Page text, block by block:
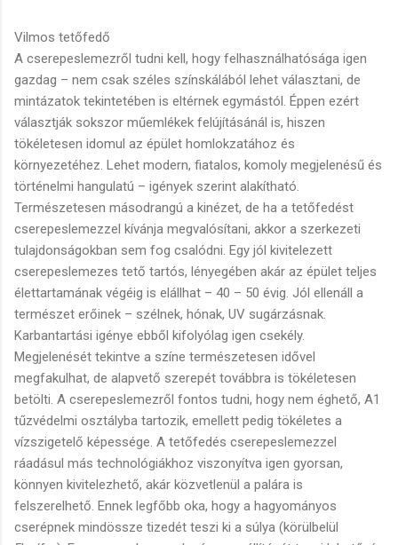
Vilmos tetőfedő
A cserepeslemezről tudni kell, hogy felhasználhatósága igen
gazdag – nem csak széles színskálából lehet választani, de
mintázatok tekintetében is eltérnek egymástól. Éppen ezért
választják sokszor műemlékek felújításánál is, hiszen
tökéletesen idomul az épület homlokzatához és
környezetéhez. Lehet modern, fiatalos, komoly megjelenésű és
történelmi hangulatú – igények szerint alakítható.
Természetesen másodrangú a kinézet, de ha a tetőfedést
cserepeslemezzel kívánja megvalósítani, akkor a szerkezeti
tulajdonságokban sem fog csalódni. Egy jól kivitelezett
cserepeslemezes tető tartós, lényegében akár az épület teljes
élettartamának végéig is elállhat – 40 – 50 évig. Jól ellenáll a
természet erőinek – szélnek, hónak, UV sugárzásnak.
Karbantartási igénye ebből kifolyólag igen csekély.
Megjelenését tekintve a színe természetesen idővel
megfakulhat, de alapvető szerepét továbbra is tökéletesen
betölti. A cserepeslemezről fontos tudni, hogy nem éghető, A1
tűzvédelmi osztályba tartozik, emellett pedig tökéletes a
vízszigetelő képessége. A tetőfedés cserepeslemezzel
ráadásul más technológiákhoz viszonyítva igen gyorsan,
könnyen kivitelezhető, akár közvetlenül a palára is
felszerelhető. Ennek legfőbb oka, hogy a hagyományos
cserépnek mindössze tizedét teszi ki a súlya (körülbelül